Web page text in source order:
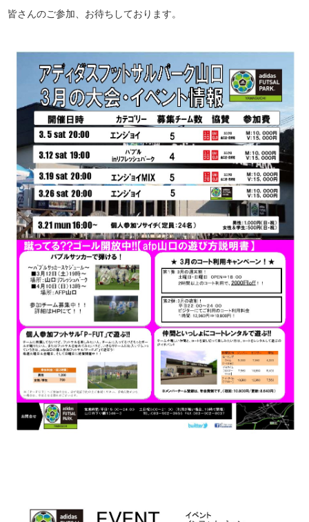
皆さんのご参加、お待ちしております。